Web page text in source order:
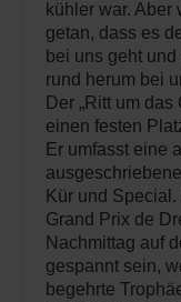
kühler war.
getan, dass es
bei uns geht
rund herum bei
Der „Ritt um
einen festen
Er umfasst eine
Kür und
Grand Prix de
Nachmittag auf
gespannt sein,
begehrte